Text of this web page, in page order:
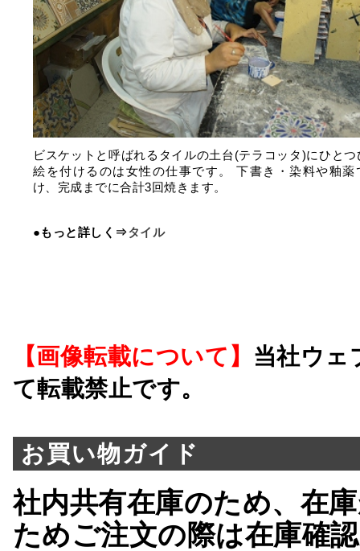
ビスケットと呼ばれるタイルの土台(テラコッタ)にひとつ
絵を付けるのは女性の仕事です。 下書き・染料や釉薬
け、完成までに合計3回焼きます。
●もっと詳しく⇒タイル
【画像転載について】 当社ウェ
て転載禁止です。
お買い物ガイド
社内共有在庫のため、在
ためご注文の際は在庫確